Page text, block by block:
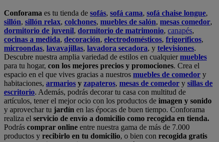
Conforama es tu tienda de sofás, sofá cama, sofá chaise longue,
sillón, sillón relax, colchones, muebles de salón, mesas comedor,
dormitorio de juvenil, dormitorio de matrimonio, canapés,
cocinas a medida, decoración, electrodomésticos, frigoríficos,
microondas, lavavajillas, lavadora secadora, y televisiones.
Descubre nuestra amplia variedad de estilos en cualquiermuebles
para tu hogar, con los mejores precios y promociones. Crea el
espacio en el que vives gracias a nuestros muebles de comedor y
habitaciones, armarios y zapateros, mesas de comedor y sillas de
escritorio. Además, podrás decorar tu casa con multitud de
artículos, tener el mejor ocio con los productos de imagen y sonido
y aprovechar tu jardín en las épocas de buen tiempo. Conforama
realiza el servicio de envío a domicilio como recogida en tienda.
Podrás comprar online entre nuestra gama de más de 7.000
productos y recibirlo en tu domicilio, o bien con recogida gratis